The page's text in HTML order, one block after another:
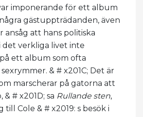
imponerande för ett album
gästuppträdanden, även
ansåg att hans politiska
verkliga livet inte
ett album som ofta
& # x201C; Det är
marscherar på gatorna att
# x201D; sa Rullande sten,
till Cole & # x2019: s besök i